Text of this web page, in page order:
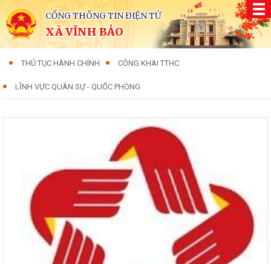
CỔNG THÔNG TIN ĐIỆN TỬ
XÃ VĨNH BẢO
THỦ TỤC HÀNH CHÍNH CÔNG KHAI TTHC
LĨNH VỰC QUÂN SỰ - QUỐC PHÒNG